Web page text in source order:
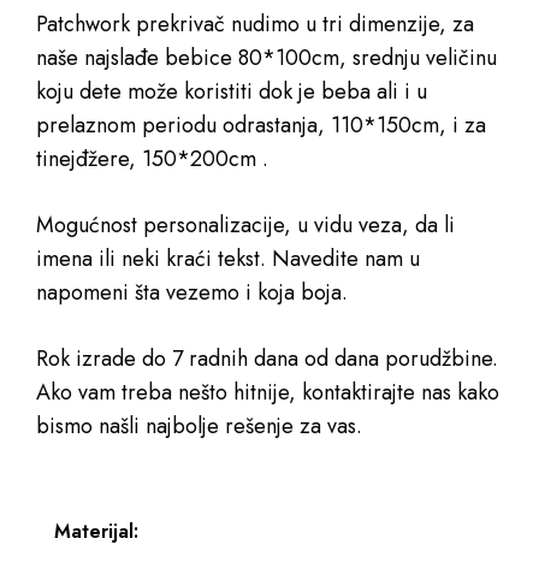
Patchwork prekrivač nudimo u tri dimenzije, za
naše najslađe bebice 80*100cm, srednju veličinu
koju dete može koristiti dok je beba ali i u
prelaznom periodu odrastanja, 110*150cm, i za
tinejđžere, 150*200cm .
Mogućnost personalizacije, u vidu veza, da li
imena ili neki kraći tekst. Navedite nam u
napomeni šta vezemo i koja boja.
Rok izrade do 7 radnih dana od dana porudžbine.
Ako vam treba nešto hitnije, kontaktirajte nas kako
bismo našli najbolje rešenje za vas.
Materijal: